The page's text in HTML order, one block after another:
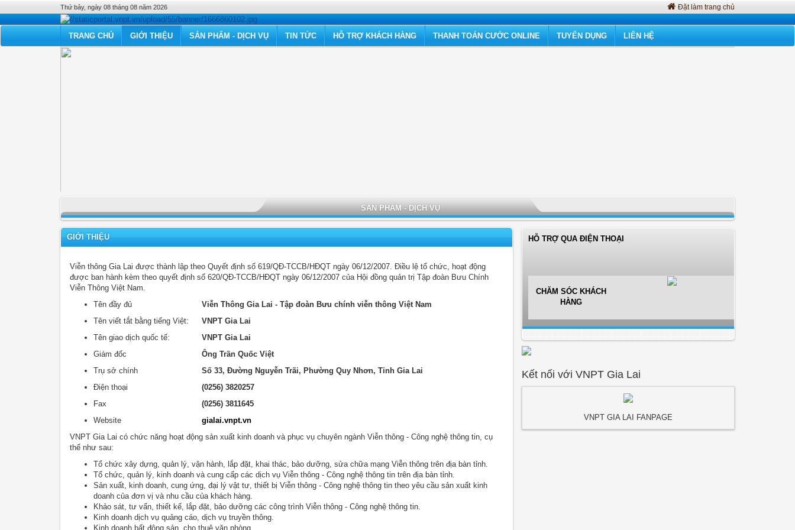
Thứ bảy, ngày 08 tháng 08 năm 2026 Đặt làm trang chủ
TRANG CHỦ GIỚI THIỆU SẢN PHẨM - DỊCH VỤ TIN TỨC HỖ TRỢ KHÁCH HÀNG THANH TOÁN CƯỚC ONLINE TUYỂN DỤNG LIÊN HỆ
SẢN PHẨM - DỊCH VỤ
GIỚI THIỆU
Viễn thông Gia Lai được thành lập theo Quyết định số 619/QĐ-TCCB/HĐQT ngày 06/12/2007. Điều lệ tổ chức, hoạt động
được ban hành kèm theo quyết định số 620/QĐ-TCCB/HĐQT ngày 06/12/2007 của Hội đồng quản trị Tập đoàn Bưu Chính
Viễn Thông Việt Nam.
Tên đầy đủ
Viễn Thông Gia Lai - Tập đoàn Bưu chính viễn thông Việt Nam
Tên viết tắt bằng tiếng Việt:
VNPT Gia Lai
Tên giao dịch quốc tế:
VNPT Gia Lai
Giám đốc
Ông Trần Quốc Việt
Trụ sở chính
Số 33, Đường Nguyễn Trãi, Phường Quy Nhơn, Tỉnh Gia Lai
Điện thoại
(0256) 3820257
Fax
(0256) 3811645
Website
gialai.vnpt.vn
VNPT Gia Lai có chức năng hoạt động sản xuất kinh doanh và phục vụ chuyên ngành Viễn thông - Công nghệ thông tin, cụ
thể như sau:
Tổ chức xây dựng, quản lý, vận hành, lắp đặt, khai thác, bảo dưỡng, sửa chữa mạng Viễn thông trên địa bàn tỉnh.
Tổ chức, quản lý, kinh doanh và cung cấp các dịch vụ Viễn thông - Công nghệ thông tin trên địa bàn tỉnh.
Sản xuất, kinh doanh, cung ứng, đại lý vật tư, thiết bị Viễn thông - Công nghệ thông tin theo yêu cầu sản xuất kinh
doanh của đơn vị và nhu cầu của khách hàng.
Khảo sát, tư vấn, thiết kế, lắp đặt, bảo dưỡng các công trình Viễn thông - Công nghệ thông tin.
Kinh doanh dịch vụ quảng cáo, dịch vụ truyền thông.
Kinh doanh bất động sản, cho thuê văn phòng.
HỖ TRỢ QUA ĐIỆN THOẠI
CHĂM SÓC KHÁCH
HÀNG
Kết nối với VNPT Gia Lai
VNPT GIA LAI FANPAGE